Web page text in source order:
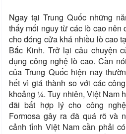
Ngay tại Trung Quốc những
thấy mối nguy từ các lò cao nên
cho đóng cửa khá nhiều lò cao
Bắc Kinh. Trở lại câu chuyện
dụng công nghệ lò cao. Cần
của Trung Quốc hiện nay
hết vì giá thành so với các
khoảng ¼. Tuy nhiên, Việt Nam
đãi bất hợp lý cho công
Formosa gây ra đã quá rõ và
cảnh tỉnh Việt Nam cần phải